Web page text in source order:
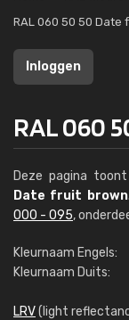
RAL 060 50 50 Date
Inloggen
RAL 060
Deze pagina toont
Date fruit brown
000 - 095,
Kleurnaam Engels:
Kleurnaam Duits:
LRV(light